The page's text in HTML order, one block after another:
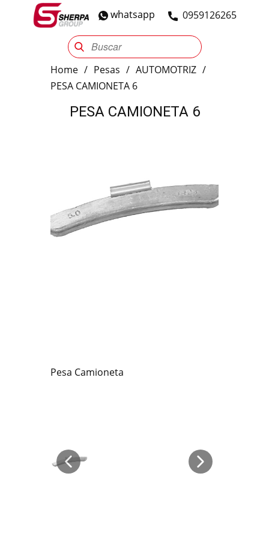
​0959126265
whatsapp
Sherpa Group Reencauche Automotriz
Home / Pesas / AUTOMOTRIZ /
PESA CAMIONETA 6
PESA CAMIONETA 6
Pesa Camioneta